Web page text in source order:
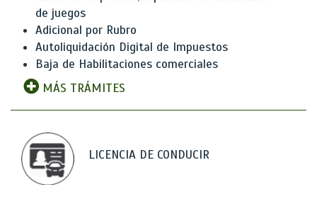
de juegos
Adicional por Rubro
Autoliquidación Digital de Impuestos
Baja de Habilitaciones comerciales
MÁS TRÁMITES
LICENCIA DE CONDUCIR